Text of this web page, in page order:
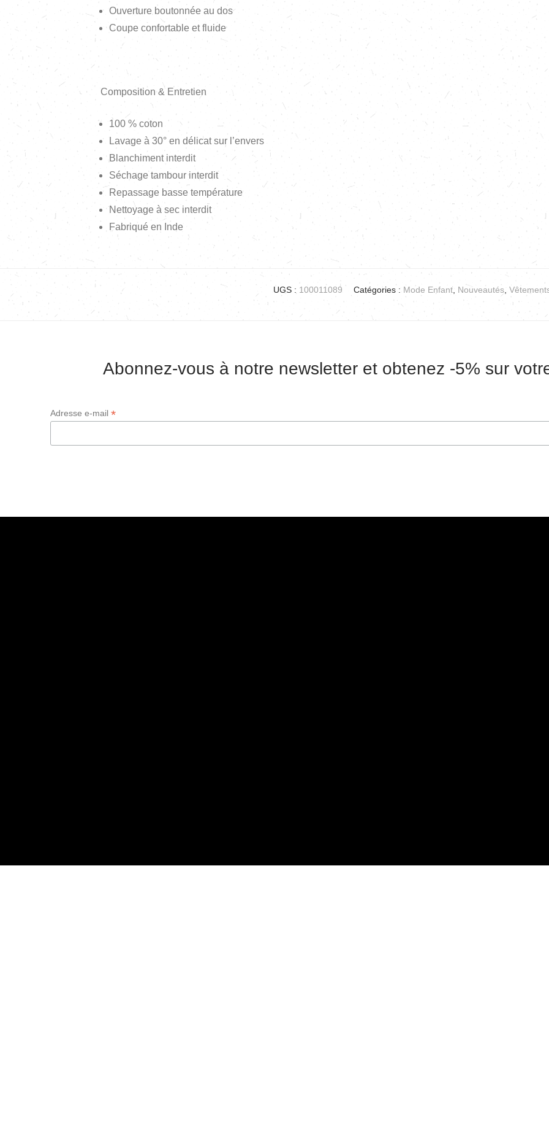
Ouverture boutonnée au dos
Coupe confortable et fluide
Composition & Entretien
100 % coton
Lavage à 30° en délicat sur l’envers
Blanchiment interdit
Séchage tambour interdit
Repassage basse température
Nettoyage à sec interdit
Fabriqué en Inde
UGS : 100011089 Catégories : Mode Enfant, Nouveautés,
Abonnez-vous à notre newsletter et obtenez -5% sur
Adresse e-mail *